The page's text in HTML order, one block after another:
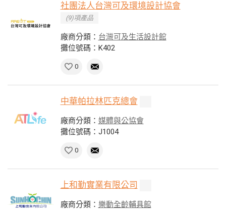
社團法人台灣可及環境設計協會
(9)項產品
廠商分類： 台灣可及生活設計館
攤位號碼：K402
0
中華帕拉林匹克總會
廠商分類： 媒體與公協會
攤位號碼：J1004
0
上和勤實業有限公司
廠商分類： 樂動全齡輔具館